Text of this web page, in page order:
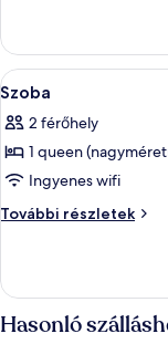
Twin
további
részletei
A
következő
szoba
összes
képének
megtekintése:
8
Szoba
2 férőhely
1 queen
Ingyenes wifi
További részletek
Szoba
Hasonló